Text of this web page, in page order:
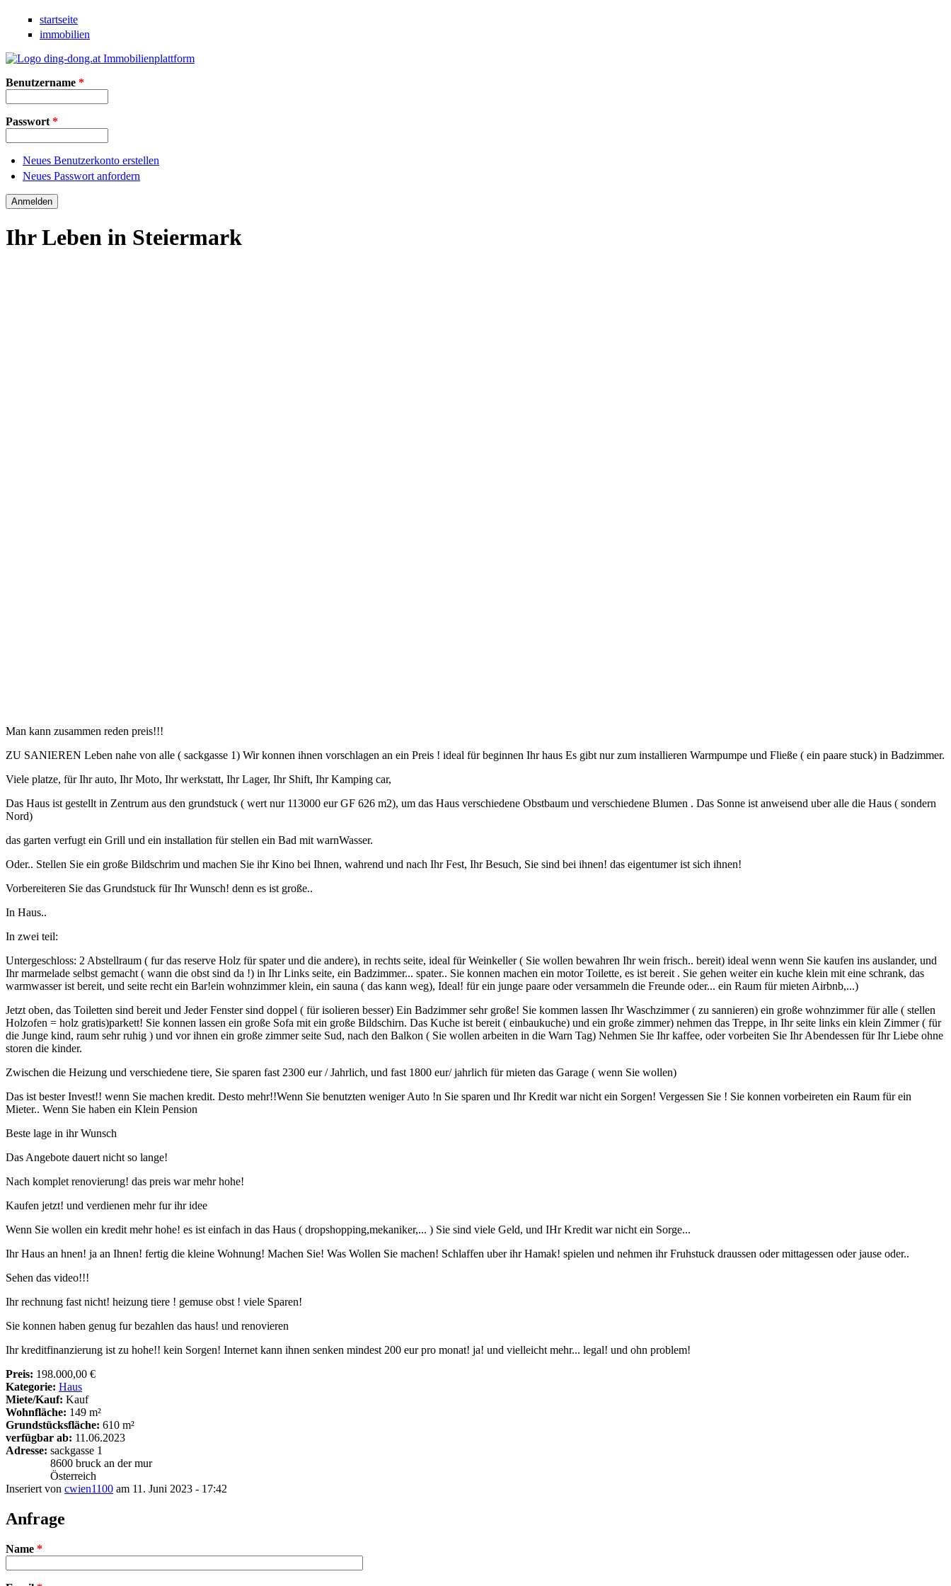
Direkt zum Inhalt
startseite
immobilien
Benutzername *
Passwort *
Neues Benutzerkonto erstellen
Neues Passwort anfordern
Ihr Leben in Steiermark
Man kann zusammen reden preis!!!
ZU SANIEREN Leben nahe von alle ( sackgasse 1) Wir konnen ihnen vorschlagen an ein Preis ! ideal für beginnen Ihr haus Es gibt nur zum installieren Warmpumpe und Fließe ( ein paare stuck) in Badzimmer.
Viele platze, für Ihr auto, Ihr Moto, Ihr werkstatt, Ihr Lager, Ihr Shift, Ihr Kamping car,
Das Haus ist gestellt in Zentrum aus den grundstuck ( wert nur 113000 eur GF 626 m2), um das Haus verschiedene Obstbaum und verschiedene Blumen . Das Sonne ist anweisend uber alle die Haus ( sondern
Nord)
das garten verfugt ein Grill und ein installation für stellen ein Bad mit warnWasser.
Oder.. Stellen Sie ein große Bildschrim und machen Sie ihr Kino bei Ihnen, wahrend und nach Ihr Fest, Ihr Besuch, Sie sind bei ihnen! das eigentumer ist sich ihnen!
Vorbereiteren Sie das Grundstuck für Ihr Wunsch! denn es ist große..
In Haus..
In zwei teil:
Untergeschloss: 2 Abstellraum ( fur das reserve Holz für spater und die andere), in rechts seite, ideal für Weinkeller ( Sie wollen bewahren Ihr wein frisch.. bereit) ideal wenn wenn Sie kaufen ins auslander, und
Ihr marmelade selbst gemacht ( wann die obst sind da !) in Ihr Links seite, ein Badzimmer... spater.. Sie konnen machen ein motor Toilette, es ist bereit . Sie gehen weiter ein kuche klein mit eine schrank, das
warmwasser ist bereit, und seite recht ein Bar!ein wohnzimmer klein, ein sauna ( das kann weg), Ideal! für ein junge paare oder versammeln die Freunde oder... ein Raum für mieten Airbnb,...)
Jetzt oben, das Toiletten sind bereit und Jeder Fenster sind doppel ( für isolieren besser) Ein Badzimmer sehr große! Sie kommen lassen Ihr Waschzimmer ( zu sannieren) ein große wohnzimmer für alle ( stellen
Holzofen = holz gratis)parkett! Sie konnen lassen ein große Sofa mit ein große Bildschirn. Das Kuche ist bereit ( einbaukuche) und ein große zimmer) nehmen das Treppe, in Ihr seite links ein klein Zimmer ( für
die Junge kind, raum sehr ruhig ) und vor ihnen ein große zimmer seite Sud, nach den Balkon ( Sie wollen arbeiten in die Warn Tag) Nehmen Sie Ihr kaffee, oder vorbeiten Sie Ihr Abendessen für Ihr Liebe ohne
storen die kinder.
Zwischen die Heizung und verschiedene tiere, Sie sparen fast 2300 eur / Jahrlich, und fast 1800 eur/ jahrlich für mieten das Garage ( wenn Sie wollen)
Das ist bester Invest!! wenn Sie machen kredit. Desto mehr!!Wenn Sie benutzten weniger Auto !n Sie sparen und Ihr Kredit war nicht ein Sorgen! Vergessen Sie ! Sie konnen vorbeireten ein Raum für ein
Mieter.. Wenn Sie haben ein Klein Pension
Beste lage in ihr Wunsch
Das Angebote dauert nicht so lange!
Nach komplet renovierung! das preis war mehr hohe!
Kaufen jetzt! und verdienen mehr fur ihr idee
Wenn Sie wollen ein kredit mehr hohe! es ist einfach in das Haus ( dropshopping,mekaniker,... ) Sie sind viele Geld, und IHr Kredit war nicht ein Sorge...
Ihr Haus an hnen! ja an Ihnen! fertig die kleine Wohnung! Machen Sie! Was Wollen Sie machen! Schlaffen uber ihr Hamak! spielen und nehmen ihr Fruhstuck draussen oder mittagessen oder jause oder..
Sehen das video!!!
Ihr rechnung fast nicht! heizung tiere ! gemuse obst ! viele Sparen!
Sie konnen haben genug fur bezahlen das haus! und renovieren
Ihr kreditfinanzierung ist zu hohe!! kein Sorgen! Internet kann ihnen senken mindest 200 eur pro monat! ja! und vielleicht mehr... legal! und ohn problem!
Preis: 198.000,00 €
Kategorie: Haus
Miete/Kauf: Kauf
Wohnfläche: 149 m²
Grundstücksfläche: 610 m²
verfügbar ab: 11.06.2023
Adresse: sackgasse 1
8600 bruck an der mur
Österreich
Inseriert von cwien1100 am 11. Juni 2023 - 17:42
Anfrage
Name *